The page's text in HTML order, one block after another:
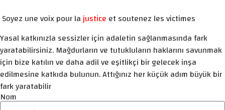
Soyez une voix pour lajustice et soutenez les victimes
Yasal katkınızla sessizler için adaletin sağlanmasında fark
yaratabilirsiniz. Mağdurların ve tutukluların haklarını savunmak
için bize katılın ve daha adil ve eşitlikçi bir gelecek inşa
edilmesine katkıda bulunun. Attığınız her küçük adım büyük bir
fark yaratabilir
Nom